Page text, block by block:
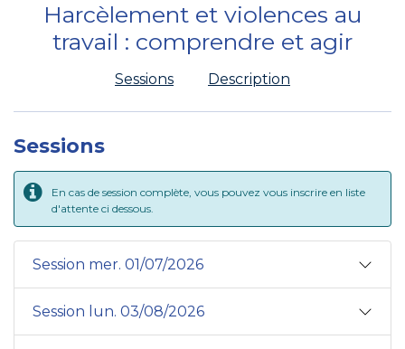
Harcèlement et violences au
travail : comprendre et agir
Sessions Description
Sessions
En cas de session complète, vous pouvez vous inscrire en liste
d'attente ci dessous.
Session mer. 01/07/2026
Session lun. 03/08/2026